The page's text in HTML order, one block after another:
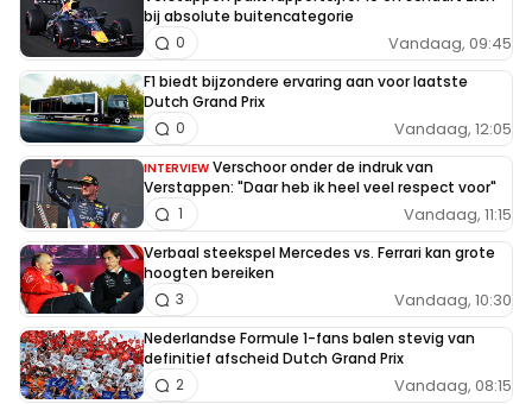
bij absolute buitencategorie
Vandaag, 09:45
0
F1 biedt bijzondere ervaring aan voor laatste
Dutch Grand Prix
Vandaag, 12:05
0
INTERVIEW Verschoor onder de indruk van
Verstappen: "Daar heb ik heel veel respect voor"
Vandaag, 11:15
1
Verbaal steekspel Mercedes vs. Ferrari kan grote
hoogten bereiken
Vandaag, 10:30
3
Nederlandse Formule 1-fans balen stevig van
definitief afscheid Dutch Grand Prix
Vandaag, 08:15
2